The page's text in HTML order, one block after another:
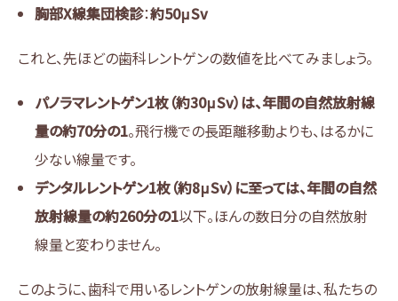
胸部X線集団検診：約50μSv
これと、先ほどの歯科レントゲンの数値を比べてみましょう。
パノラマレントゲン1枚（約30μSv）は、年間の自然放射線
量の約70分の1。飛行機での長距離移動よりも、はるかに
少ない線量です。
デンタルレントゲン1枚（約8μSv）に至っては、年間の自然
放射線量の約260分の1以下。ほんの数日分の自然放射
線量と変わりません。
このように、歯科で用いるレントゲンの放射線量は、私たちの